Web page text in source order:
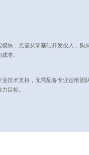
块，无需从零基础开发投入，购
本。
技术支持，无需配备专业运维团
目标。